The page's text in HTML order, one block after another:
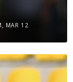
MAR 12